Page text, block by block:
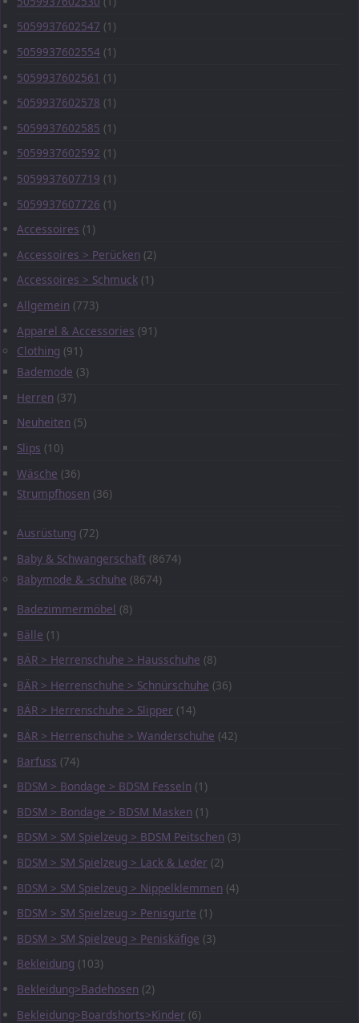
5059937602547 (1)
5059937602554 (1)
5059937602561 (1)
5059937602578 (1)
5059937602585 (1)
5059937602592 (1)
5059937607719 (1)
5059937607726 (1)
Accessoires (1)
Accessoires > Perücken (2)
Accessoires > Schmuck (1)
Allgemein (773)
Apparel & Accessories (91)
Clothing (91)
Bademode (3)
Herren (37)
Neuheiten (5)
Slips (10)
Wäsche (36)
Strumpfhosen (36)
Ausrüstung (72)
Baby & Schwangerschaft (8674)
Babymode & -schuhe (8674)
Badezimmermöbel (8)
Bälle (1)
BÄR > Herrenschuhe > Hausschuhe (8)
BÄR > Herrenschuhe > Schnürschuhe (36)
BÄR > Herrenschuhe > Slipper (14)
BÄR > Herrenschuhe > Wanderschuhe (42)
Barfuss (74)
BDSM > Bondage > BDSM Fesseln (1)
BDSM > Bondage > BDSM Masken (1)
BDSM > SM Spielzeug > BDSM Peitschen (3)
BDSM > SM Spielzeug > Lack & Leder (2)
BDSM > SM Spielzeug > Nippelklemmen (4)
BDSM > SM Spielzeug > Penisgurte (1)
BDSM > SM Spielzeug > Peniskäfige (3)
Bekleidung (103)
Bekleidung>Badehosen (2)
Bekleidung>Boardshorts>Kinder (6)